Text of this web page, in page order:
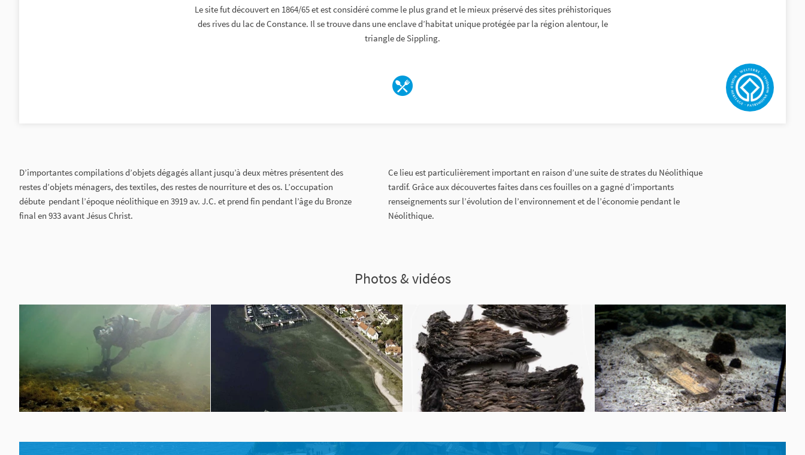
Le site fut découvert en 1864/65 et est considéré comme le plus grand et le mieux préservé des sites préhistoriques
des rives du lac de Constance. Il se trouve dans une enclave d’habitat unique protégée par la région alentour, le
triangle de Sippling.
D’importantes compilations d’objets dégagés allant jusqu’à deux mètres présentent des
restes d’objets ménagers, des textiles, des restes de nourriture et des os. L’occupation
débute pendant l’époque néolithique en 3919 av. J.C. et prend fin pendant l’âge du Bronze
final en 933 avant Jésus Christ.
Ce lieu est particulièrement important en raison d’une suite de strates du Néolithique
tardif. Grâce aux découvertes faites dans ces fouilles on a gagné d’importants
renseignements sur l’évolution de l’environnement et de l’économie pendant le
Néolithique.
Photos & vidéos